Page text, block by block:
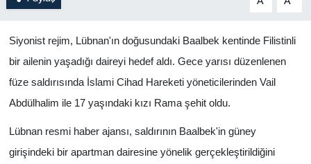
Siyonist rejim, Lübnan'ın doğusundaki Baalbek kentinde Filistinli
bir ailenin yaşadığı daireyi hedef aldı. Gece yarısı düzenlenen
füze saldırısında İslami Cihad Hareketi yöneticilerinden Vail
Abdülhalim ile 17 yaşındaki kızı Rama şehit oldu.
Lübnan resmi haber ajansı, saldırının Baalbek'in güney
girişindeki bir apartman dairesine yönelik gerçekleştirildiğini